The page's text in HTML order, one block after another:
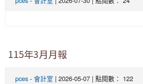
115年3月月報
pces - 會計室 | 2026-05-07 | 點閱數： 122